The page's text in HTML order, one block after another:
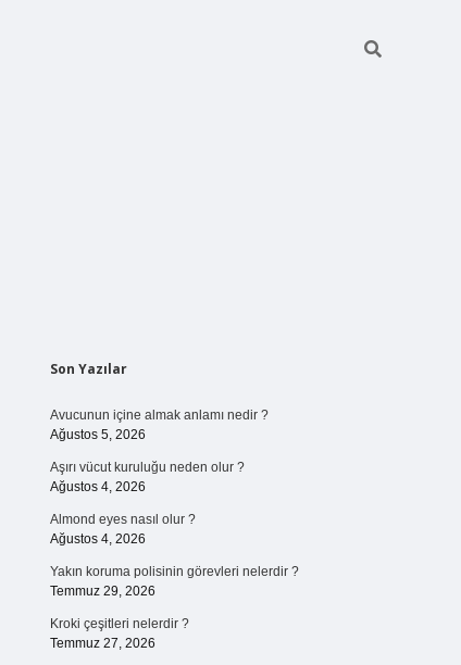
Sidebar
Son Yazılar
Avucunun içine almak anlamı nedir ?
Ağustos 5, 2026
Aşırı vücut kuruluğu neden olur ?
Ağustos 4, 2026
Almond eyes nasıl olur ?
Ağustos 4, 2026
Yakın koruma polisinin görevleri nelerdir ?
Temmuz 29, 2026
Kroki çeşitleri nelerdir ?
Temmuz 27, 2026